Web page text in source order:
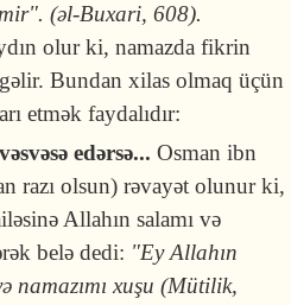
(əl-Buxari, 608).
olur ki, namazda fikrin
Bundan xilas olmaq üçün
etmək faydalıdır:
edərsə...Osman ibn
razı olsun) rəvayət olunur ki,
Allahın salamı və
belə dedi: "Ey Allahın
namazımı xuşu (Mütilik,